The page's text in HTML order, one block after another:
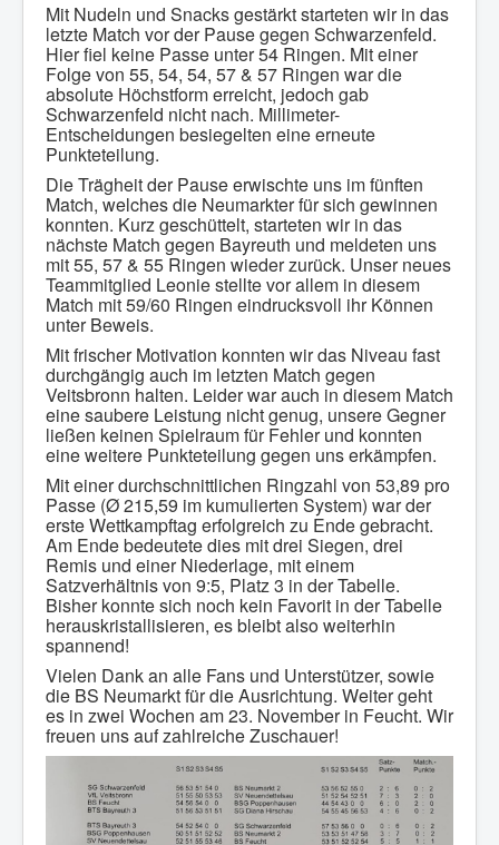
Mit Nudeln und Snacks gestärkt starteten wir in das
letzte Match vor der Pause gegen Schwarzenfeld.
Hier fiel keine Passe unter 54 Ringen. Mit einer
Folge von 55, 54, 54, 57 & 57 Ringen war die
absolute Höchstform erreicht, jedoch gab
Schwarzenfeld nicht nach. Millimeter-
Entscheidungen besiegelten eine erneute
Punkteteilung.
Die Trägheit der Pause erwischte uns im fünften
Match, welches die Neumarkter für sich gewinnen
konnten. Kurz geschüttelt, starteten wir in das
nächste Match gegen Bayreuth und meldeten uns
mit 55, 57 & 55 Ringen wieder zurück. Unser neues
Teammitglied Leonie stellte vor allem in diesem
Match mit 59/60 Ringen eindrucksvoll ihr Können
unter Beweis.
Mit frischer Motivation konnten wir das Niveau fast
durchgängig auch im letzten Match gegen
Veitsbronn halten. Leider war auch in diesem Match
eine saubere Leistung nicht genug, unsere Gegner
ließen keinen Spielraum für Fehler und konnten
eine weitere Punkteteilung gegen uns erkämpfen.
Mit einer durchschnittlichen Ringzahl von 53,89 pro
Passe (Ø 215,59 im kumulierten System) war der
erste Wettkampftag erfolgreich zu Ende gebracht.
Am Ende bedeutete dies mit drei Siegen, drei
Remis und einer Niederlage, mit einem
Satzverhältnis von 9:5, Platz 3 in der Tabelle.
Bisher konnte sich noch kein Favorit in der Tabelle
herauskristallisieren, es bleibt also weiterhin
spannend!
Vielen Dank an alle Fans und Unterstützer, sowie
die BS Neumarkt für die Ausrichtung. Weiter geht
es in zwei Wochen am 23. November in Feucht. Wir
freuen uns auf zahlreiche Zuschauer!